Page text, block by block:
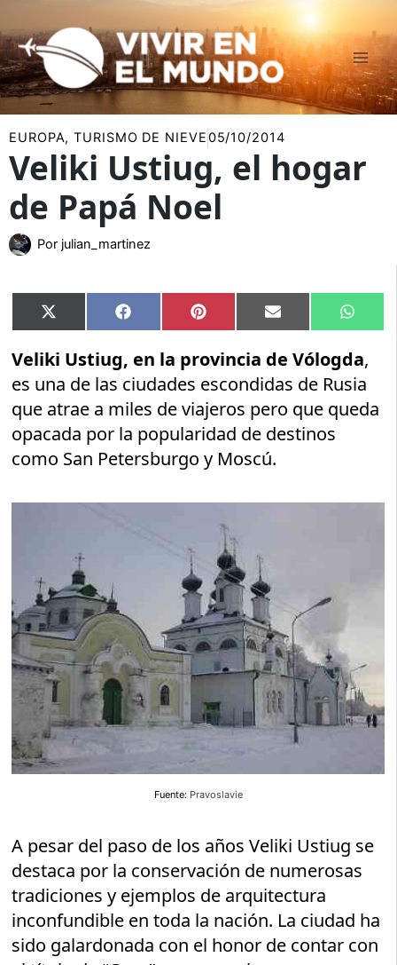
al
contenido
EUROPA,TURISMO DE NIEVE05/10/2014
Veliki Ustiug, el hogar
de Papá Noel
Por julian_martinez
Compartir
en
X
(Twitter)
Compartir
en
Facebook Compartir
en
Pinterest Compartir
en
Email
en
Veliki Ustiug, en la provincia de Vólogda,
es una de las ciudades escondidas de Rusia
que atrae a miles de viajeros pero que queda
opacada por la popularidad de destinos
como San Petersburgo y Moscú.
Fuente: Pravoslavie
A pesar del paso de los años Veliki Ustiug se
destaca por la conservación de numerosas
tradiciones y ejemplos de arquitectura
inconfundible en toda la nación. La ciudad ha
sido galardonada con el honor de contar con